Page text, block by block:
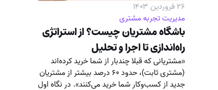
۲۶ فروردین ۱۴۰۳
مدیریت تجربه مشتری
باشگاه مشتریان چیست؟ از استراتژی
راه‌اندازی تا اجرا و تحلیل
«مشتریانی که قبلا چندبار از شما خرید کرده‌اند
(مشتری ثابت)، حدود ۶۰ درصد بیشتر از مشتریان
جدید از کسب‌وکار شما خرید می‌کنند». در نگاه اول